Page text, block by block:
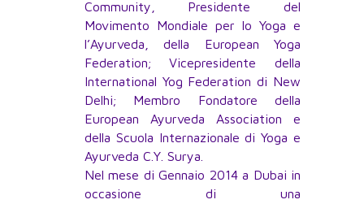
Community, Presidente del
Movimento Mondiale per lo Yoga e
l’Ayurveda, della European Yoga
Federation; Vicepresidente della
International Yog Federation di New
Delhi; Membro Fondatore della
European Ayurveda Association e
della Scuola Internazionale di Yoga e
Ayurveda C.Y. Surya.
Nel mese di Gennaio 2014 a Dubai in
occasione di una